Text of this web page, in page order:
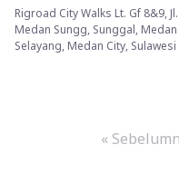
Rigroad City Walks Lt. Gf 8&9,
Medan Sungg, Sunggal,
Selayang, Medan City,
«